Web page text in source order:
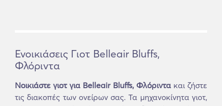
Ενοικιάσεις Γιοτ Belleair Bluffs,
Φλόριντα
Νοικιάστε γιοτ για Belleair Bluffs, Φλόριντα και ζήστε
τις διακοπές των ονείρων σας. Τα μηχανοκίνητα γιοτ,